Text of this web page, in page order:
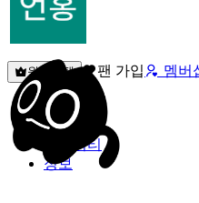
원픽선택 팬 가입 멤버
밐타운
피드
커뮤니티
정보